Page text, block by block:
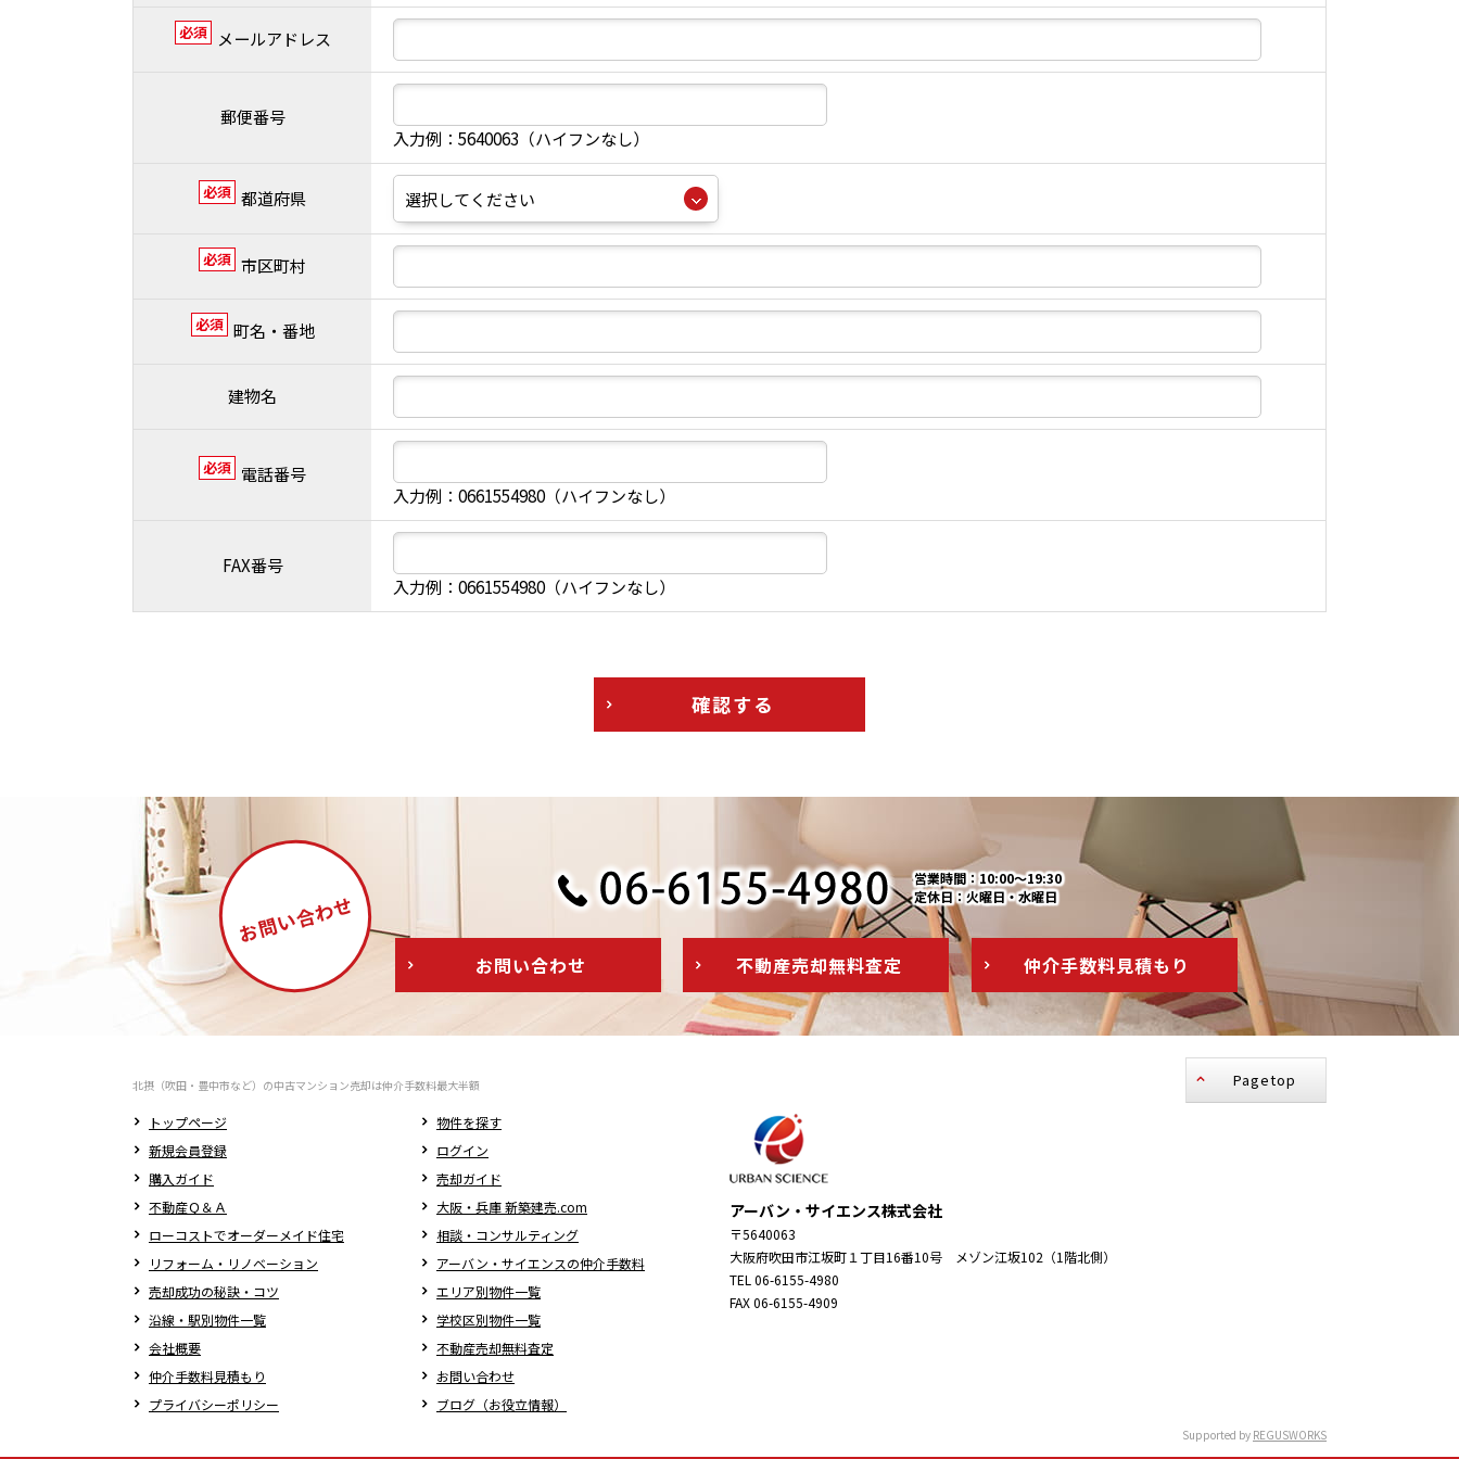
必須 メールアドレス
郵便番号
入力例：5640063（ハイフンなし）
必須 都道府県
必須 市区町村
必須 町名・番地
建物名
必須 電話番号
入力例：0661554980（ハイフンなし）
FAX番号
入力例：0661554980（ハイフンなし）
確認する
お問い合わせ
営業時間：10:00～19:30
定休日：火曜日・水曜日
お問い合わせ 不動産売却無料査定 仲介手数料見積もり
Pagetop
北摂（吹田・豊中市など）の中古マンション売却は仲介手数料最大半額
トップページ
物件を探す
新規会員登録
ログイン
購入ガイド
売却ガイド
不動産Ｑ＆Ａ
大阪・兵庫 新築建売.com
ローコストでオーダーメイド住宅
相談・コンサルティング
リフォーム・リノベーション
アーバン・サイエンスの仲介手数料
売却成功の秘訣・コツ
エリア別物件一覧
沿線・駅別物件一覧
学校区別物件一覧
会社概要
不動産売却無料査定
仲介手数料見積もり
お問い合わせ
プライバシーポリシー
ブログ（お役立情報）
アーバン・サイエンス株式会社
〒5640063
大阪府吹田市江坂町１丁目16番10号 メゾン江坂102（1階北側）
TEL 06-6155-4980
FAX 06-6155-4909
Supported by REGUSWORKS